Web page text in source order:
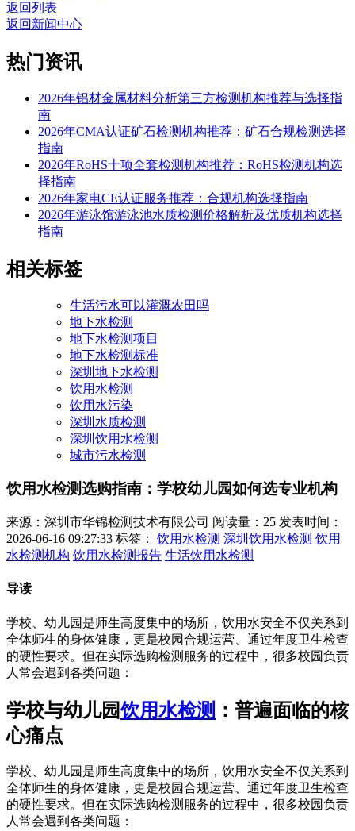
返回列表
返回新闻中心
热门资讯
2026年铝材金属材料分析第三方检测机构推荐与选择指
南
2026年CMA认证矿石检测机构推荐：矿石合规检测选择
指南
2026年RoHS十项全套检测机构推荐：RoHS检测机构选
择指南
2026年家电CE认证服务推荐：合规机构选择指南
2026年游泳馆游泳池水质检测价格解析及优质机构选择
指南
相关标签
生活污水可以灌溉农田吗
地下水检测
地下水检测项目
地下水检测标准
深圳地下水检测
饮用水检测
饮用水污染
深圳水质检测
深圳饮用水检测
城市污水检测
饮用水检测选购指南：学校幼儿园如何选专业机构
来源：深圳市华锦检测技术有限公司 阅读量：25 发表时间：
2026-06-16 09:27:33 标签： 饮用水检测 深圳饮用水检测 饮用
水检测机构 饮用水检测报告 生活饮用水检测
导读
学校、幼儿园是师生高度集中的场所，饮用水安全不仅关系到
全体师生的身体健康，更是校园合规运营、通过年度卫生检查
的硬性要求。但在实际选购检测服务的过程中，很多校园负责
人常会遇到各类问题：
学校与幼儿园饮用水检测 ：普遍面临的核
心痛点
学校、幼儿园是师生高度集中的场所，饮用水安全不仅关系到
全体师生的身体健康，更是校园合规运营、通过年度卫生检查
的硬性要求。但在实际选购检测服务的过程中，很多校园负责
人常会遇到各类问题：